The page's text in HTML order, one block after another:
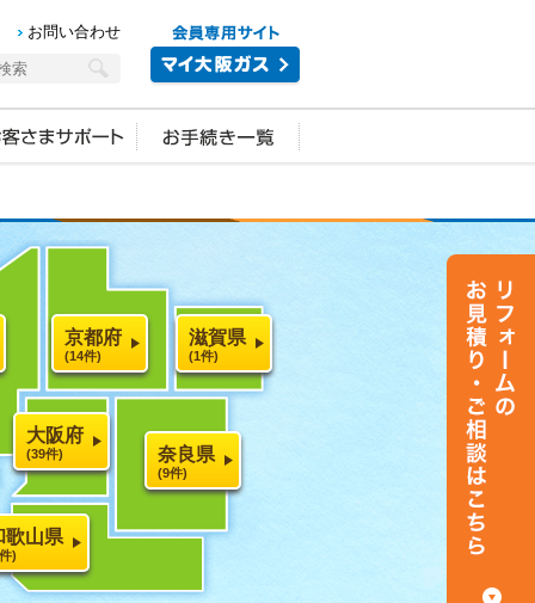
お問い合わせ
京都府
(14件)
滋賀県
(1件)
大阪府
(39件) 奈良県
(9件)
歌山県
)